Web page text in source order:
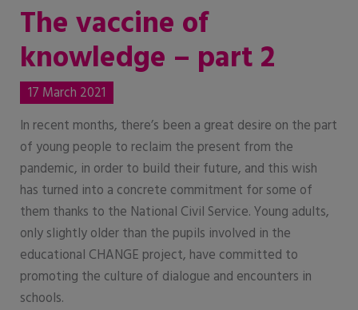
The vaccine of
knowledge – part 2
17 March 2021
In recent months, there’s been a great desire on the part
of young people to reclaim the present from the
pandemic, in order to build their future, and this wish
has turned into a concrete commitment for some of
them thanks to the National Civil Service. Young adults,
only slightly older than the pupils involved in the
educational CHANGE project, have committed to
promoting the culture of dialogue and encounters in
schools.